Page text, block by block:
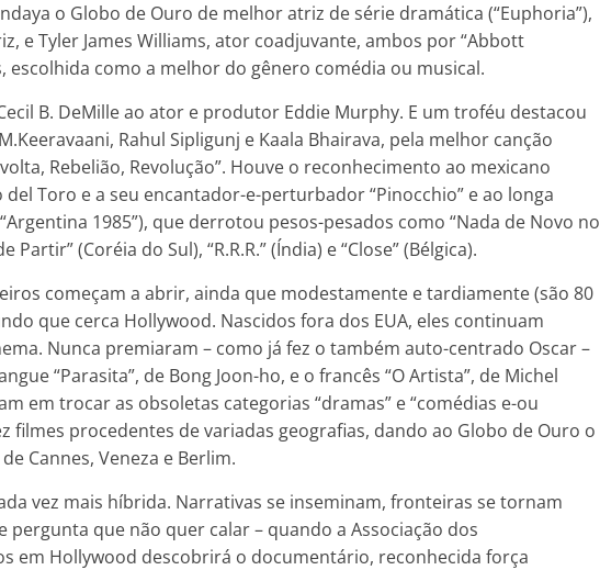
o Globo de Ouro de melhor atriz de série dramática (“Euphoria”),
e Tyler James Williams, ator coadjuvante, ambos por “Abbott
escolhida como a melhor do gênero comédia ou musical.
B. DeMille ao ator e produtor Eddie Murphy. E um troféu destacou
Rahul Sipligunj e Kaala Bhairava, pela melhor canção
Rebelião, Revolução”. Houve o reconhecimento ao mexicano
Toro e a seu encantador-e-perturbador “Pinocchio” e ao longa
1985”), que derrotou pesos-pesados como “Nada de Novo no
Partir” (Coréia do Sul), “R.R.R.” (Índia) e “Close” (Bélgica).
começam a abrir, ainda que modestamente e tardiamente (são 80
que cerca Hollywood. Nascidos fora dos EUA, eles continuam
Nunca premiaram – como já fez o também auto-centrado Oscar –
“Parasita”, de Bong Joon-ho, e o francês “O Artista”, de Michel
em trocar as obsoletas categorias “dramas” e “comédias e-ou
filmes procedentes de variadas geografias, dando ao Globo de Ouro o
Cannes, Veneza e Berlim.
vez mais híbrida. Narrativas se inseminam, fronteiras se tornam
pergunta que não quer calar – quando a Associação dos
em Hollywood descobrirá o documentário, reconhecida força